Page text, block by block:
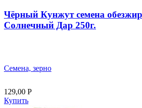
Чёрный Кунжут семена
Солнечный Дар 250г.
Семена, зерно
129,00 Р
Купить